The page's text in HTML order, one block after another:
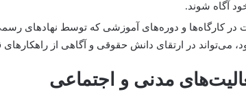
خود آگاه شوند.
کارگاه‌ها و دوره‌های آموزشی که توسط نهادهای
می‌تواند در ارتقای دانش حقوقی و آگاهی از راهکارهای